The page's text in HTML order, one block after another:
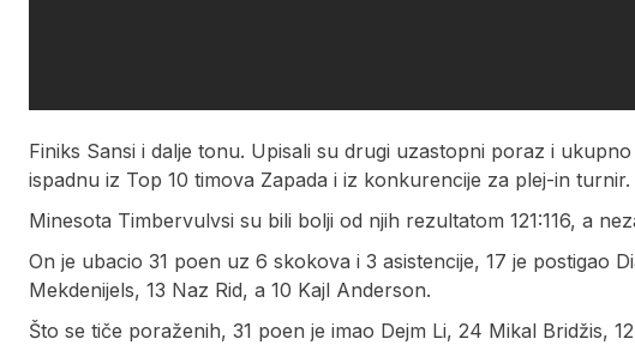
Finiks Sansi i dalje tonu. Upisali su drugi uzastopni poraz i
ispadnu iz Top 10 timova Zapada i iz konkurencije za plej-in turnir.
Minesota Timbervulvsi su bili bolji od njih rezultatom 121:116, a
On je ubacio 31 poen uz 6 skokova i 3 asistencije, 17 je postigao
Mekdenijels, 13 Naz Rid, a 10 Kajl Anderson.
Što se tiče poraženih, 31 poen je imao Dejm Li, 24 Mikal Bridžis,